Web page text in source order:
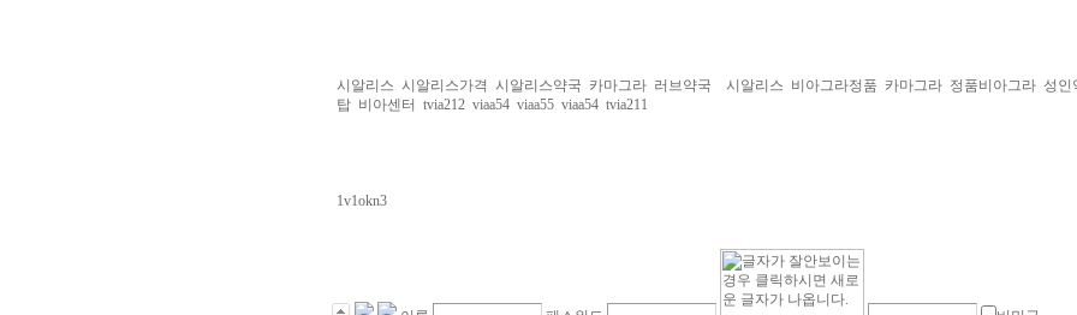
시알리스 시알리스가격 시알리스약국 카마그라 러브약국 시알리스 비아그라정품 카마그라 정품비아그라 성인
탑 비아센터 tvia212 viaa54 viaa55 viaa54 tvia211
1v1okn3